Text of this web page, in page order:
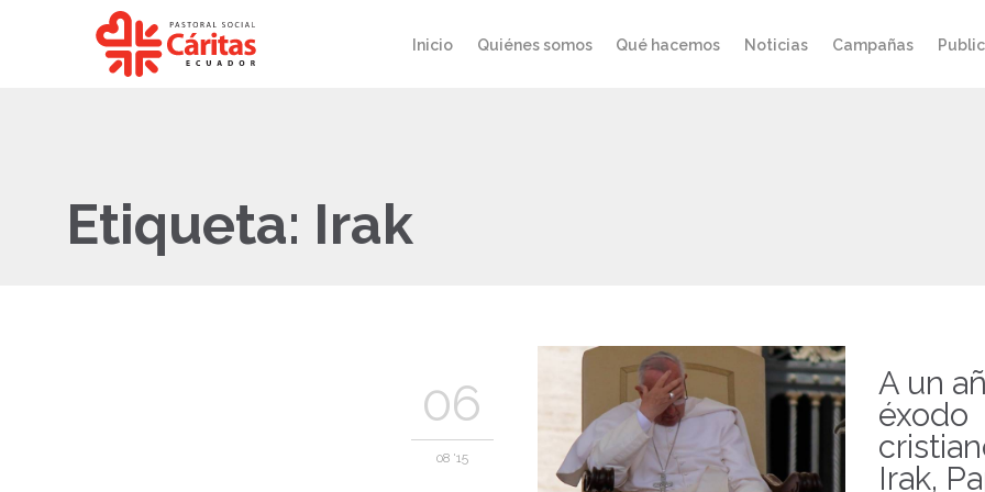
Inicio Quiénes somos Qué hacemos Noticias Campañas
Etiqueta: Irak
06
08 '15
A un
éxodo
Irak,